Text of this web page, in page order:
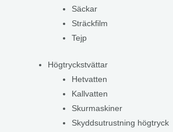
Säckar
Sträckfilm
Tejp
Högtryckstvättar
Hetvatten
Kallvatten
Skurmaskiner
Skyddsutrustning högtryck